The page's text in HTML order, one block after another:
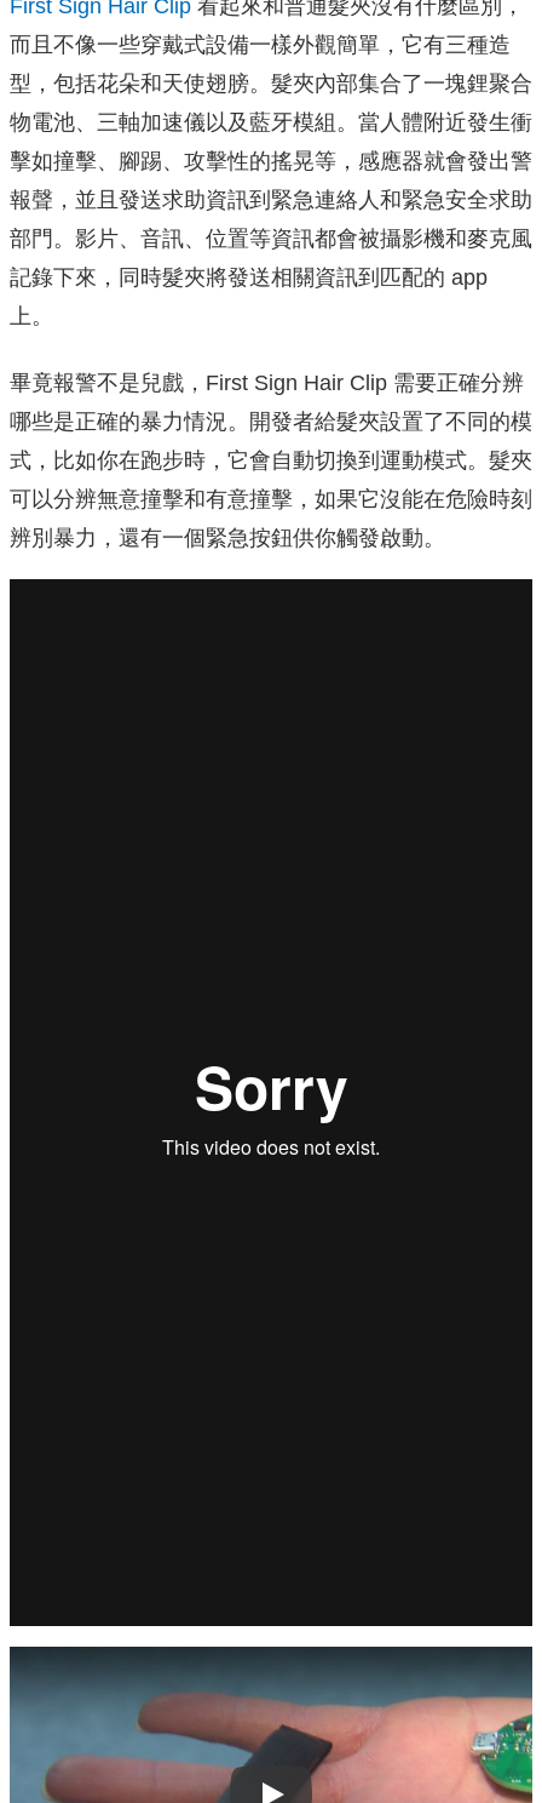
First Sign Hair Clip 看起來和普通髮夾沒有什麼區別，
而且不像一些穿戴式設備一樣外觀簡單，它有三種造
型，包括花朵和天使翅膀。髮夾內部集合了一塊鋰聚合
物電池、三軸加速儀以及藍牙模組。當人體附近發生衝
擊如撞擊、腳踢、攻擊性的搖晃等，感應器就會發出警
報聲，並且發送求助資訊到緊急連絡人和緊急安全求助
部門。影片、音訊、位置等資訊都會被攝影機和麥克風
記錄下來，同時髮夾將發送相關資訊到匹配的 app
上。
畢竟報警不是兒戲，First Sign Hair Clip 需要正確分辨
哪些是正確的暴力情況。開發者給髮夾設置了不同的模
式，比如你在跑步時，它會自動切換到運動模式。髮夾
可以分辨無意撞擊和有意撞擊，如果它沒能在危險時刻
辨別暴力，還有一個緊急按鈕供你觸發啟動。